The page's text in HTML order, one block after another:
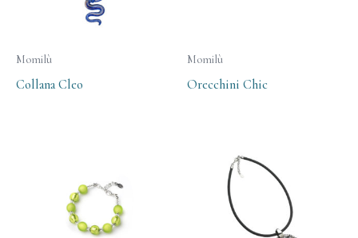
Momilù
Collana Cleo
Momilù
Orecchini Chic